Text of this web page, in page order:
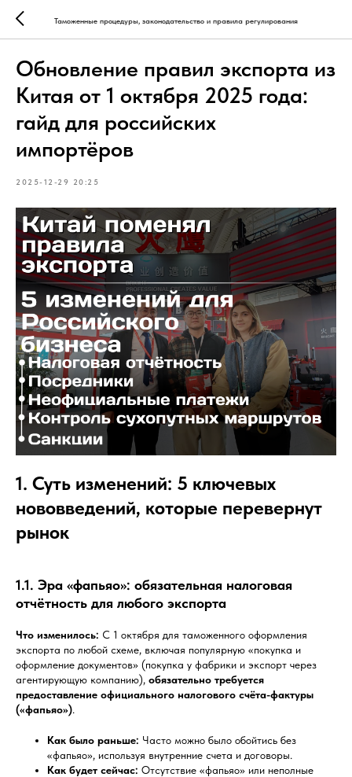
Таможенные процедуры, законодательство и правила регулирования
Обновление правил экспорта из
Китая от 1 октября 2025 года:
гайд для российских
импортёров
2025-12-29 20:25
1. Суть изменений: 5 ключевых
нововведений, которые перевернут
рынок
1.1. Эра «фапьяо»: обязательная налоговая
отчётность для любого экспорта
Что изменилось: С 1 октября для таможенного оформления
экспорта по любой схеме, включая популярную «покупка и
оформление документов» (покупка у фабрики и экспорт через
агентирующую компанию), обязательно требуется
предоставление официального налогового счёта-фактуры
(«фапьяо»).
Как было раньше: Часто можно было обойтись без
«фапьяо», используя внутренние счета и договоры.
Как будет сейчас: Отсутствие «фапьяо» или неполные